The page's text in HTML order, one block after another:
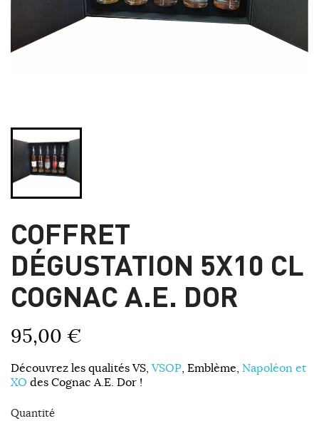
COFFRET
DÉGUSTATION 5X10 CL
COGNAC A.E. DOR
95,00 €
Découvrez les qualités VS, VSOP, Emblème, Napoléon et
XO des Cognac A.E. Dor !
Quantité